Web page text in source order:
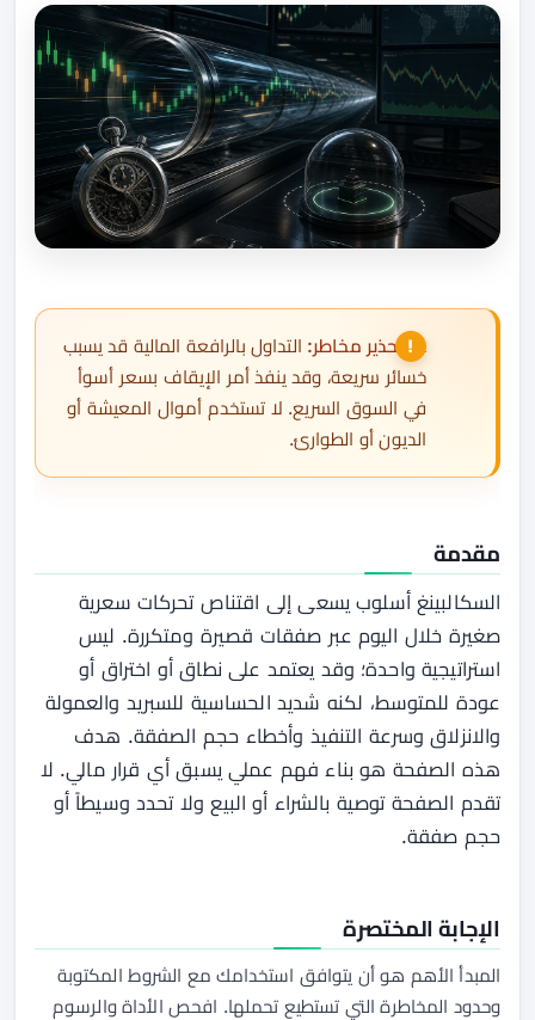
⚠️ تحذير مخاطر: التداول بالرافعة المالية قد يسبب
خسائر سريعة، وقد ينفذ أمر الإيقاف بسعر أسوأ
في السوق السريع. لا تستخدم أموال المعيشة أو
الديون أو الطوارئ.
مقدمة
السكالبينغ أسلوب يسعى إلى اقتناص تحركات سعرية
صغيرة خلال اليوم عبر صفقات قصيرة ومتكررة. ليس
استراتيجية واحدة؛ وقد يعتمد على نطاق أو اختراق أو
عودة للمتوسط، لكنه شديد الحساسية للسبريد والعمولة
والانزلاق وسرعة التنفيذ وأخطاء حجم الصفقة. هدف
هذه الصفحة هو بناء فهم عملي يسبق أي قرار مالي. لا
تقدم الصفحة توصية بالشراء أو البيع ولا تحدد وسيطاً أو
حجم صفقة.
الإجابة المختصرة
المبدأ الأهم هو أن يتوافق استخدامك مع الشروط المكتوبة
وحدود المخاطرة التي تستطيع تحملها. افحص الأداة والرسوم